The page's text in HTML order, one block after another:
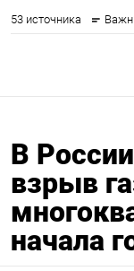
В
взрыв
начала